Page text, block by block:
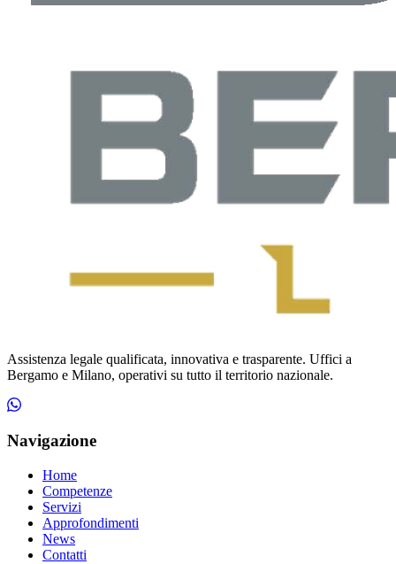
Assistenza legale qualificata, innovativa e trasparente. Uffici a
Bergamo e Milano, operativi su tutto il territorio nazionale.
Navigazione
Home
Competenze
Servizi
Approfondimenti
News
Contatti